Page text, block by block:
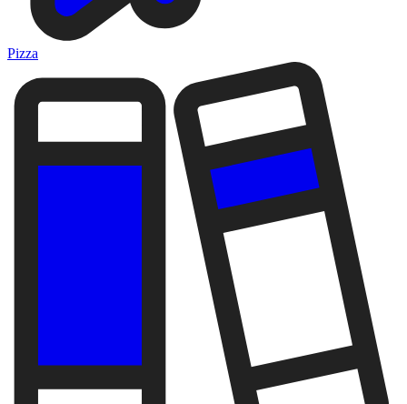
Pizza